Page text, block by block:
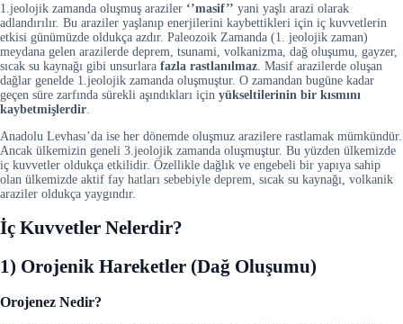
1.jeolojik zamanda oluşmuş araziler ‘’masif’’ yani yaşlı arazi olarak
adlandırılır. Bu araziler yaşlanıp enerjilerini kaybettikleri için iç kuvvetlerin
etkisi günümüzde oldukça azdır. Paleozoik Zamanda (1. jeolojik zaman)
meydana gelen arazilerde deprem, tsunami, volkanizma, dağ oluşumu, gayzer,
sıcak su kaynağı gibi unsurlara fazla rastlanılmaz . Masif arazilerde oluşan
dağlar genelde 1.jeolojik zamanda oluşmuştur. O zamandan bugüne kadar
geçen süre zarfında sürekli aşındıkları için yükseltilerinin bir kısmını
kaybetmişlerdir
Anadolu Levhası’da ise her dönemde oluşmuz arazilere rastlamak mümkündür.
Ancak ülkemizin geneli 3.jeolojik zamanda oluşmuştur. Bu yüzden ülkemizde
iç kuvvetler oldukça etkilidir. Özellikle dağlık ve engebeli bir yapıya sahip
olan ülkemizde aktif fay hatları sebebiyle deprem, sıcak su kaynağı, volkanik
araziler oldukça yaygındır.
İç Kuvvetler Nelerdir?
1) Orojenik Hareketler (Dağ Oluşumu)
Orojenez Nedir?